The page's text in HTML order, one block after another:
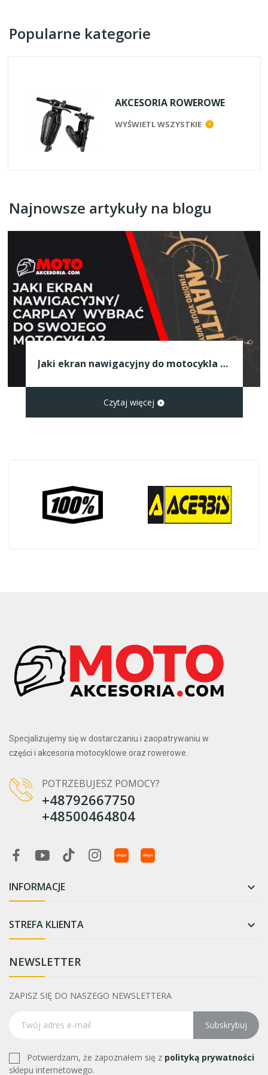
Popularne kategorie
AKCESORIA ROWEROWE
WYŚWIETL WSZYSTKIE
Najnowsze artykuły na blogu
Jaki ekran nawigacyjny do motocykla wybrać? Porównanie NAVTICA i NAVIK z CarPlay oraz Android Auto
Czytaj więcej
Specjalizujemy się w dostarczaniu i zaopatrywaniu w
części i akcesoria motocyklowe oraz rowerowe.
POTRZEBUJESZ POMOCY?
+48792667750
+48500464804
INFORMACJE 
STREFA KLIENTA 
NEWSLETTER
ZAPISZ SIĘ DO NASZEGO NEWSLETTERA
Subskrybuj
Potwierdzam, że zapoznałem się z polityką prywatności
sklepu internetowego.